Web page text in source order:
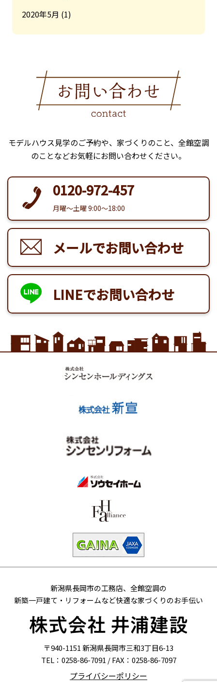
2020年5月 (1)
モデルハウス見学のご予約や、家づくりのこと、全館空調
のことなどお気軽にお問い合わせください。
0120-972-457
月曜〜土曜 9:00〜18:00
メールでお問い合わせ
LINEでお問い合わせ
新潟県長岡市の工務店、全館空調の
新築一戸建て・リフォームなど快適な家づくりのお手伝い
〒940-1151 新潟県長岡市三和3丁目6-13
TEL：0258-86-7091 / FAX：0258-86-7097
プライバシーポリシー